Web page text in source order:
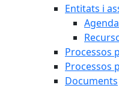
Entitats i
Processos
Processos
Documents